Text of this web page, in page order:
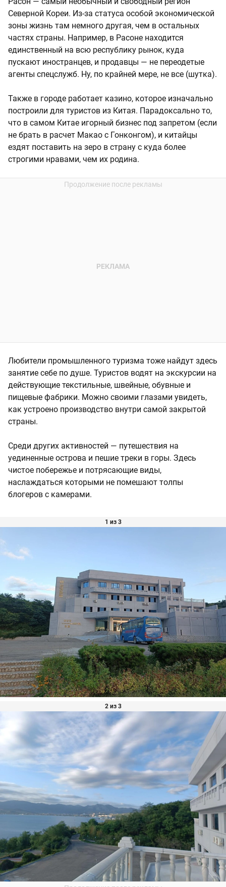
Северной Кореи. Из-за статуса особой экономической
зоны жизнь там немного другая, чем в остальных
частях страны. Например, в Расоне находится
единственный на всю республику рынок, куда
пускают иностранцев, и продавцы — не переодетые
агенты спецслужб. Ну, по крайней мере, не все (шутка).
Также в городе работает казино, которое изначально
построили для туристов из Китая. Парадоксально то,
что в самом Китае игорный бизнес под запретом (если
не брать в расчет Макао с Гонконгом), и китайцы
ездят поставить на зеро в страну с куда более
строгими нравами, чем их родина.
Любители промышленного туризма тоже найдут здесь
занятие себе по душе. Туристов водят на экскурсии на
действующие текстильные, швейные, обувные и
пищевые фабрики. Можно своими глазами увидеть,
как устроено производство внутри самой закрытой
страны.
Среди других активностей — путешествия на
уединенные острова и пешие треки в горы. Здесь
чистое побережье и потрясающие виды,
наслаждаться которыми не помешают толпы
блогеров с камерами.
1 из 3
2 из 3